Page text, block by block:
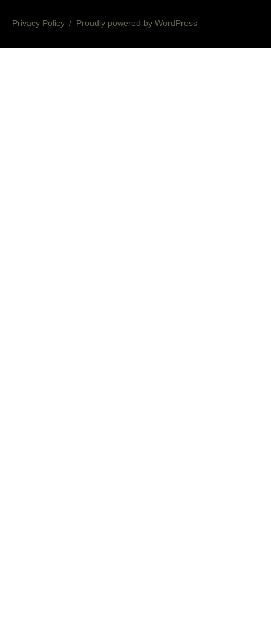
Privacy Policy Proudly powered by WordPress